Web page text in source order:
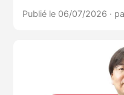
Publié le 06/07/2026 ·